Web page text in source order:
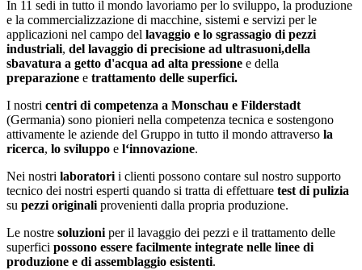
In 11 sedi in tutto il mondo lavoriamo per lo sviluppo, la produzione
e la commercializzazione di macchine, sistemi e servizi per le
applicazioni nel campo del lavaggio e lo sgrassagio di pezzi
industriali, del lavaggio di precisione ad ultrasuoni,della
sbavatura a getto d'acqua ad alta pressione e della
preparazione e trattamento delle superfici.
I nostri centri di competenza a Monschau e Filderstadt
(Germania) sono pionieri nella competenza tecnica e sostengono
attivamente le aziende del Gruppo in tutto il mondo attraverso la
ricerca, lo sviluppo e l‘innovazione.
Nei nostri laboratori i clienti possono contare sul nostro supporto
tecnico dei nostri esperti quando si tratta di effettuare test di pulizia
su pezzi originali provenienti dalla propria produzione.
Le nostre soluzioni per il lavaggio dei pezzi e il trattamento delle
superfici possono essere facilmente integrate nelle linee di
produzione e di assemblaggio esistenti.